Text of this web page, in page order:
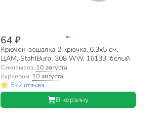
64 ₽
Крючок-вешалка 2 крючка, 6.3х5 см,
ЦАМ, StahlBuro, 308 WW, 16133, белый
Самовывоз: 10 августа
Курьером: 10 августа
5•2 отзыва
В корзину